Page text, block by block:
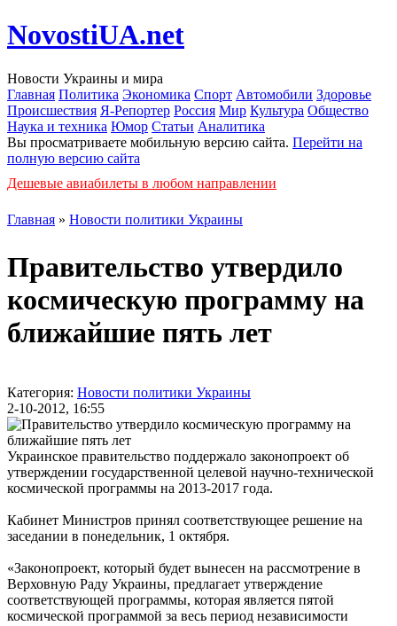
NovostiUA.net
Новости Украины и мира
Главная Политика Экономика Спорт Автомобили Здоровье
Происшествия Я-Репортер Россия Мир Культура Общество
Наука и техника Юмор Статьи Аналитика
Вы просматриваете мобильную версию сайта. Перейти на
полную версию сайта
Дешевые авиабилеты в любом направлении
Главная » Новости политики Украины
Правительство утвердило
космическую программу на
ближайшие пять лет
Категория: Новости политики Украины
2-10-2012, 16:55
Украинское правительство поддержало законопроект об
утверждении государственной целевой научно-технической
космической программы на 2013-2017 года.
Кабинет Министров принял соответствующее решение на
заседании в понедельник, 1 октября.
«Законопроект, который будет вынесен на рассмотрение в
Верховную Раду Украины, предлагает утверждение
соответствующей программы, которая является пятой
космической программой за весь период независимости